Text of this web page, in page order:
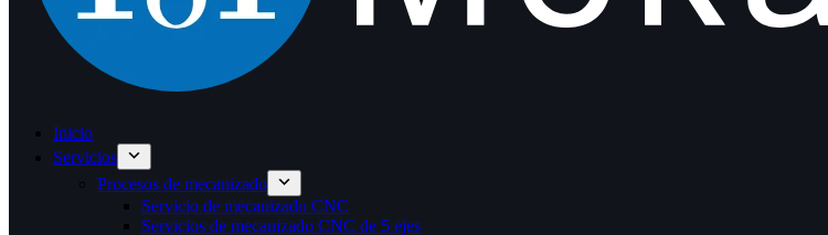
Inicio
Servicios
Procesos de mecanizado
Servicio de mecanizado CNC
Servicios de mecanizado CNC de 5 ejes